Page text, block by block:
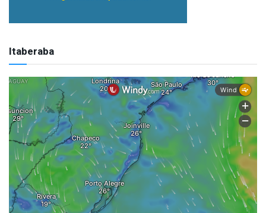
Itaberaba